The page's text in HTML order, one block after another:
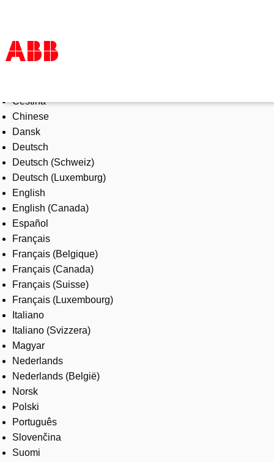
Products & Solutions
Industries
Services
About us
Where to buy
Contact us
Careers
Čeština
Chinese
Dansk
Deutsch
Deutsch (Schweiz)
Deutsch (Luxemburg)
English
English (Canada)
Español
Français
Français (Belgique)
Français (Canada)
Français (Suisse)
Français (Luxembourg)
Italiano
Italiano (Svizzera)
Magyar
Nederlands
Nederlands (België)
Norsk
Polski
Português
Slovenčina
Suomi